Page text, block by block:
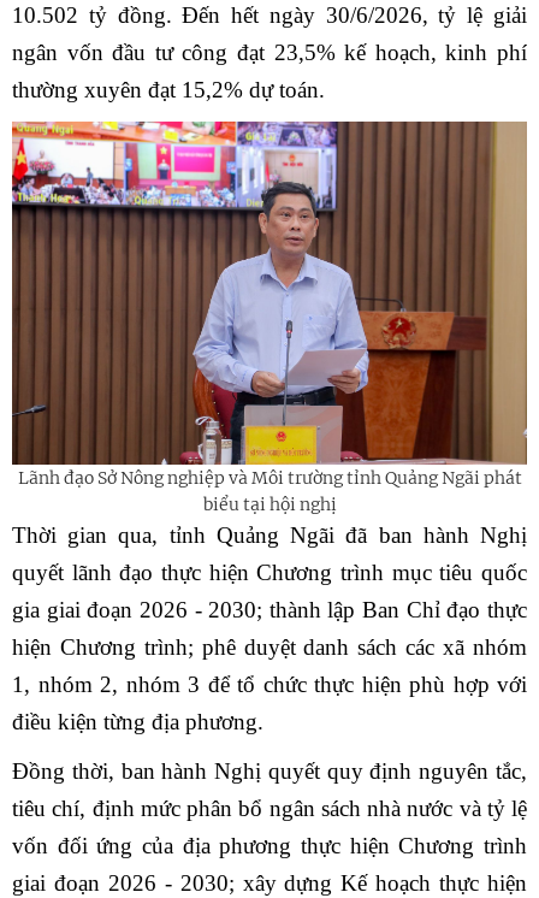
10.502 tỷ đồng. Đến hết ngày 30/6/2026, tỷ lệ giải
ngân vốn đầu tư công đạt 23,5% kế hoạch, kinh phí
thường xuyên đạt 15,2% dự toán.
Lãnh đạo Sở Nông nghiệp và Môi trường tỉnh Quảng Ngãi phát
biểu tại hội nghị
Thời gian qua, tỉnh Quảng Ngãi đã ban hành Nghị
quyết lãnh đạo thực hiện Chương trình mục tiêu quốc
gia giai đoạn 2026 - 2030; thành lập Ban Chỉ đạo thực
hiện Chương trình; phê duyệt danh sách các xã nhóm
1, nhóm 2, nhóm 3 để tổ chức thực hiện phù hợp với
điều kiện từng địa phương.
Đồng thời, ban hành Nghị quyết quy định nguyên tắc,
tiêu chí, định mức phân bổ ngân sách nhà nước và tỷ lệ
vốn đối ứng của địa phương thực hiện Chương trình
giai đoạn 2026 - 2030; xây dựng Kế hoạch thực hiện